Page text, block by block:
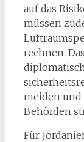
auf das
müssen
rechnen.
meiden und
Behörden
Für